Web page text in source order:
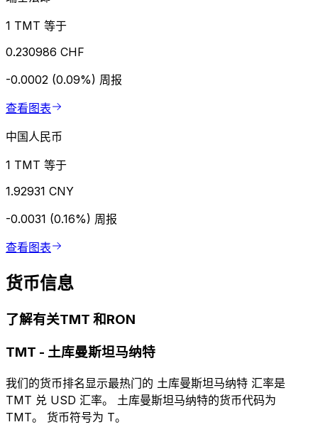
1 TMT 等于
0.230986 CHF
-0.0002 (0.09%) 周报
查看图表
中国人民币
1 TMT 等于
1.92931 CNY
-0.0031 (0.16%) 周报
查看图表
货币信息
了解有关TMT 和RON
TMT - 土库曼斯坦马纳特
我们的货币排名显示最热门的 土库曼斯坦马纳特 汇率是
TMT 兑 USD 汇率。 土库曼斯坦马纳特的货币代码为
TMT。 货币符号为 T。